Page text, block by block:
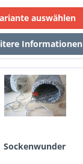
Sockenwunder